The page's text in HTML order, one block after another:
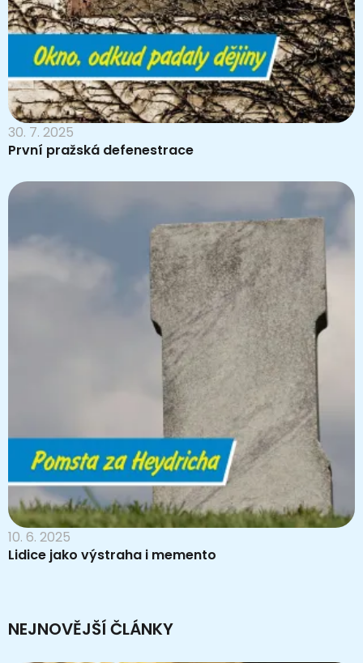
30. 7. 2025
První pražská defenestrace
10. 6. 2025
Lidice jako výstraha i memento
NEJNOVĚJŠÍ ČLÁNKY